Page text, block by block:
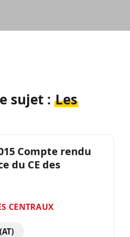
sujet : Les
Compte rendu
du CE des
CENTRAUX